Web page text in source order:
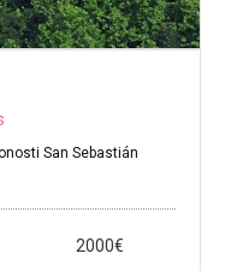
San Sebastián
2000€